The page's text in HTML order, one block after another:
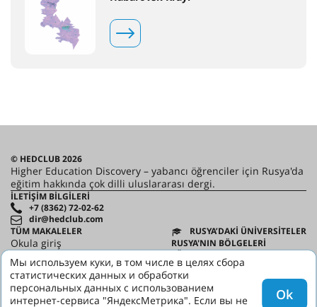
© HEDCLUB 2026
Higher Education Discovery – yabancı öğrenciler için Rusya'da
eğitim hakkında çok dilli uluslararası dergi.
İLETIŞIM BILGILERI
+7 (8362) 72-02-62
dir@hedclub.com
TÜM MAKALELER
Okula giriş
RUSYA’DAKI ÜNIVERSITELER
RUSYA'NIN BÖLGELERİ
TÜM SAYILAR
HABERLER
ORTAKLAR
KULLANICI SÖZLEŞMESI
GIZLILIK
Мы используем куки, в том числе в целях сбора
статистических данных и обработки
персональных данных с использованием
интернет-сервиса "ЯндексМетрика". Если вы не
Ok